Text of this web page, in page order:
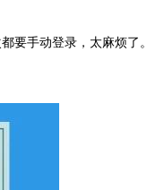
手动登录，太麻烦了。